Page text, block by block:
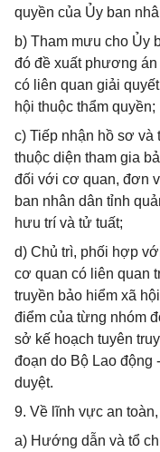
quyền của Ủy ban
b) Tham mưu cho Ủy
đó đề xuất phương
có liên quan giải
hội thuộc thẩm quyền;
c) Tiếp nhận hồ sơ và
thuộc diện tham gia
đối với cơ quan, đơn
ban nhân dân tỉnh
hưu trí và tử tuất;
d) Chủ trì, phối hợp
cơ quan có liên quan
truyền bảo hiểm xã
điểm của từng nhóm
sở kế hoạch tuyên
đoạn do Bộ Lao động
duyệt.
9. Về lĩnh vực an
a) Hướng dẫn và tổ